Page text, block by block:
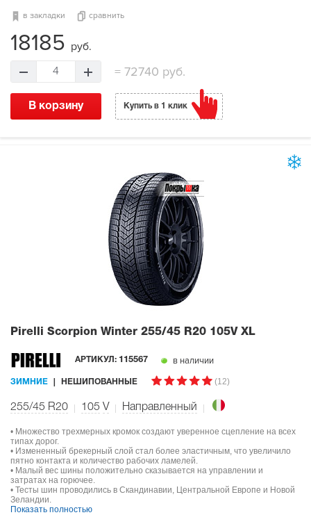
в закладки сравнить
18185 руб.
4 =72740 руб.
В корзину Купить в 1 клик
Pirelli Scorpion Winter 255/45 R20 105V XL
АРТИКУЛ: 115567 в наличии
ЗИМНИЕ НЕШИПОВАННЫЕ (12)
255/45 R20 105 V Направленный
• Множество трехмерных кромок создают уверенное сцепление на всех
типах дорог.
• Измененный брекерный слой стал более эластичным, что увеличило
пятно контакта и количество рабочих ламелей.
• Малый вес шины положительно сказывается на управлении и
затратах на горючее.
• Тесты шин проводились в Скандинавии, Центральной Европе и Новой
Зеландии.
Показать полностью